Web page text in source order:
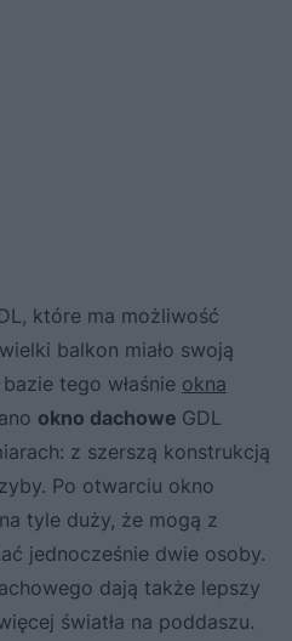
które ma możliwość
balkon miało swoją
tego właśnie okna
okno dachowe GDL
z szerszą konstrukcją
Po otwarciu okno
na tyle duży, że mogą z
jednocześnie dwie osoby.
dają także lepszy
światła na poddaszu.